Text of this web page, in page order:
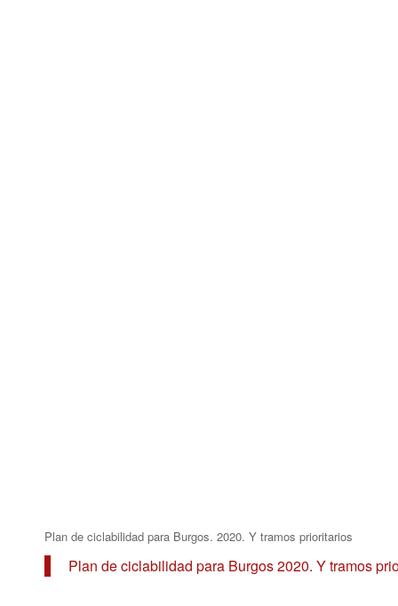
Plan de ciclabilidad para Burgos. 2020. Y tramos prioritarios
Plan de ciclabilidad para Burgos 2020. Y tramos